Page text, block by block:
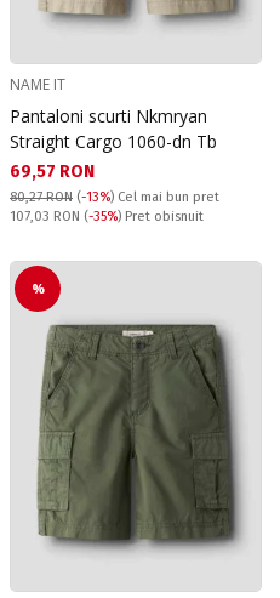
NAME IT
Pantaloni scurti Nkmryan
Straight Cargo 1060-dn Tb
Текуща цена:
69,57 RON
80,27 RON (-13%) Cel mai bun pret
Pret obisnuit:
107,03 RON (-35%) Pret obisnuit
%